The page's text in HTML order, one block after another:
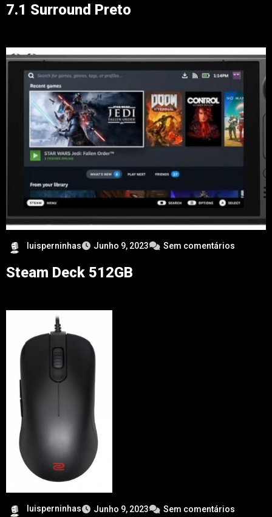
7.1 Surround Preto
luisperninhas Junho 9, 2023 Sem comentários
Steam Deck 512GB
luisperninhas Junho 9, 2023 Sem comentários